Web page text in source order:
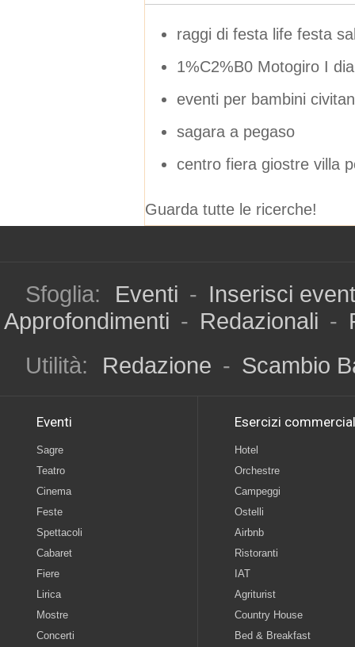
raggi di festa life festa
1%C2%B0 Motogiro I
eventi per bambini
sagara a pegaso
centro fiera giostre villa
Guarda tutte le ricerche!
Sfoglia: Eventi - Inserisci
Approfondimenti - Redazionali -
Utilità:
Redazione - Scambio
Eventi
Sagre
Teatro
Cinema
Feste
Spettacoli
Cabaret
Fiere
Lirica
Mostre
Concerti
Esercizi
Hotel
Orchestre
Campeggi
Ostelli
Airbnb
Ristoranti
IAT
Agriturist
Country House
Bed & Breakfast